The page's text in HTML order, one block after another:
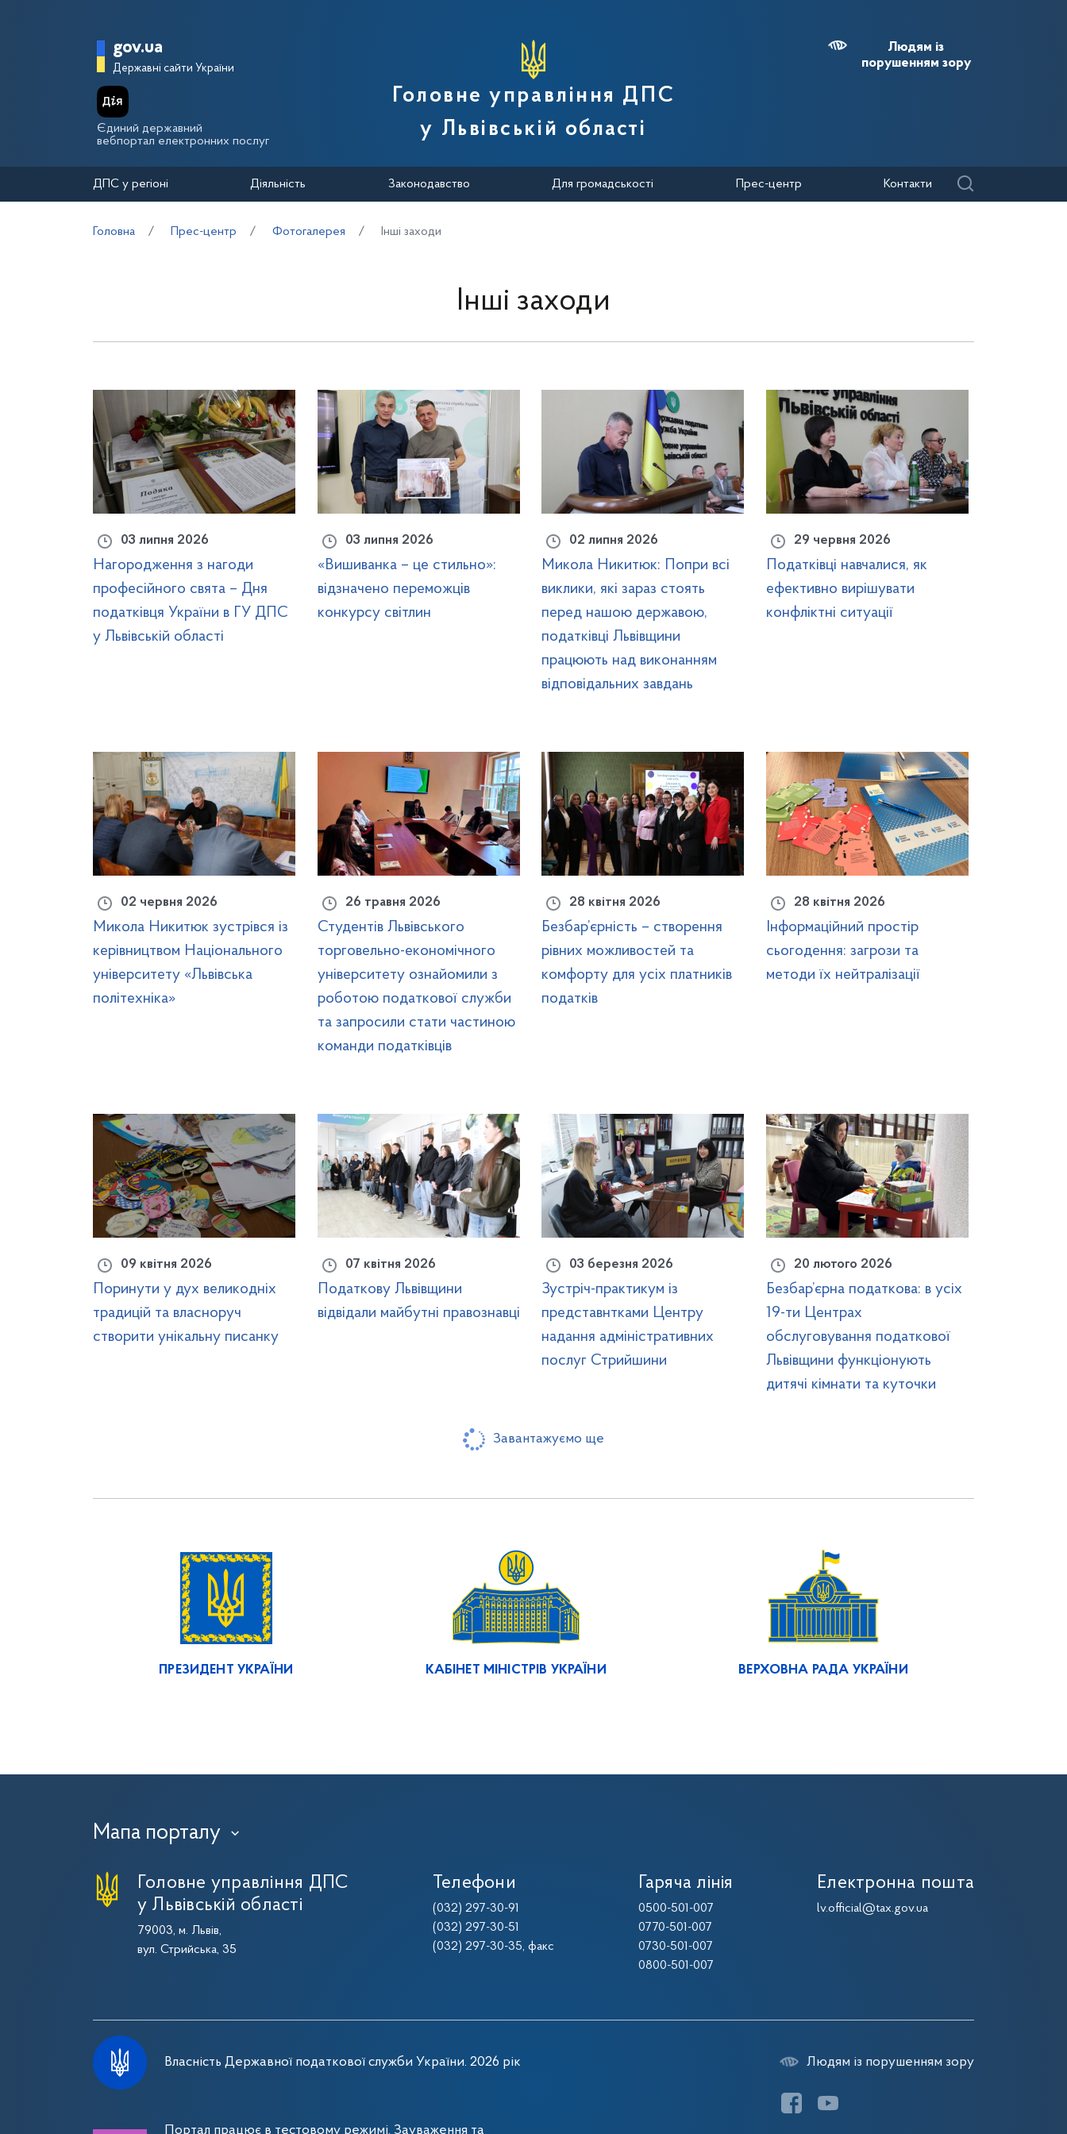
Головна сторінка Державної податкової служби України
gov.ua
Державні сайти України
Єдиний державний
вебпортал електронних послуг
Головне управління ДПС
у Львівській області
Людям із
порушенням зору
ДПС у регіоні Діяльність Законодавство Для громадськості Прес-центр Контакти
Головна Прес-центр Фотогалерея Інші заходи
Інші заходи
03 липня 2026
Нагородження з нагоди
професійного свята – Дня
податківця України в ГУ ДПС
у Львівській області
03 липня 2026
«Вишиванка – це стильно»:
відзначено переможців
конкурсу світлин
02 липня 2026
Микола Никитюк: Попри всі
виклики, які зараз стоять
перед нашою державою,
податківці Львівщини
працюють над виконанням
відповідальних завдань
29 червня 2026
Податківці навчалися, як
ефективно вирішувати
конфліктні ситуації
02 червня 2026
Микола Никитюк зустрівся із
керівництвом Національного
університету «Львівська
політехніка»
26 травня 2026
Студентів Львівського
торговельно-економічного
університету ознайомили з
роботою податкової служби
та запросили стати частиною
команди податківців
28 квітня 2026
Безбар’єрність – створення
рівних можливостей та
комфорту для усіх платників
податків
28 квітня 2026
Інформаційний простір
сьогодення: загрози та
методи їх нейтралізації
09 квітня 2026
Поринути у дух великодніх
традицій та власноруч
створити унікальну писанку
07 квітня 2026
Податкову Львівщини
відвідали майбутні правознавці
03 березня 2026
Зустріч-практикум із
представнтками Центру
надання адміністративних
послуг Стрийшини
20 лютого 2026
Безбар’єрна податкова: в усіх
19-ти Центрах
обслуговування податкової
Львівщини функціонують
дитячі кімнати та куточки
Завантажуємо ще
ПРЕЗИДЕНТ УКРАЇНИ КАБІНЕТ МІНІСТРІВ УКРАЇНИ ВЕРХОВНА РАДА УКРАЇНИ
Мапа порталу ›
Головне управління ДПС
у Львівській області
79003, м. Львів,
вул. Стрийська, 35
Телефони
(032) 297-30-91
(032) 297-30-51
(032) 297-30-35, факс
Гаряча лінія
0500-501-007
0770-501-007
0730-501-007
0800-501-007
Електронна пошта
lv.official@tax.gov.ua
Власність Державної податкової служби України. 2026 рік
Портал працює в тестовому режимі. Зауваження та
Людям із порушенням зору